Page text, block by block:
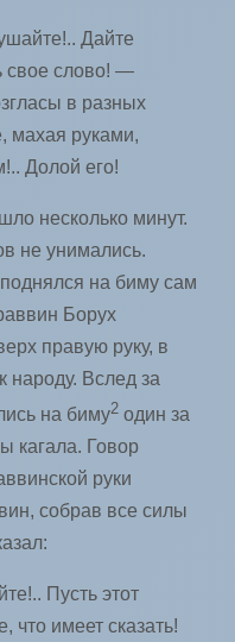
Дайте
свое слово! —
в разных
махая руками,
Долой его!
несколько минут.
не унимались.
на биму сам
Борух
правую руку, в
народу. Вслед за
на биму2один за
кагала. Говор
руки
собрав все силы
Пусть этот
что имеет сказать!